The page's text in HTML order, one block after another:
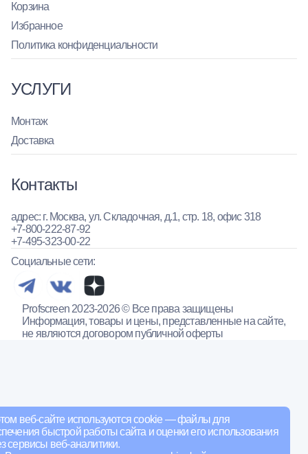
веб-сайте используются cookie — файлы для
быстрой работы сайта и оценки его использования
сервисы веб-аналитики.
Корзина
Избранное
Политика конфиденциальности
УСЛУГИ
Монтаж
Доставка
Контакты
адрес: г. Москва, ул. Складочная, д.1, стр. 18, офис 318
+7-800-222-87-92
+7-495-323-00-22
Социальные сети:
Profscreen 2023-2026 © Все права защищены
Информация, товары и цены, представленные на сайте,
не являются договором публичной оферты